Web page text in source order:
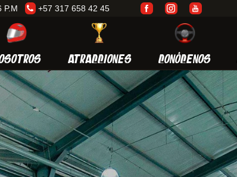
P.M +57 317 658 42 45
ATRACCIONES CONÓCENOS